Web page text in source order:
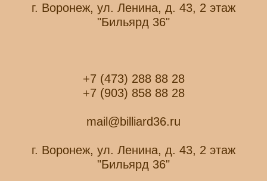
г. Воронеж, ул. Ленина, д. 43, 2 этаж
"Бильярд 36"
+7 (473) 288 88 28
+7 (903) 858 88 28
mail@billiard36.ru
г. Воронеж, ул. Ленина, д. 43, 2 этаж
"Бильярд 36"